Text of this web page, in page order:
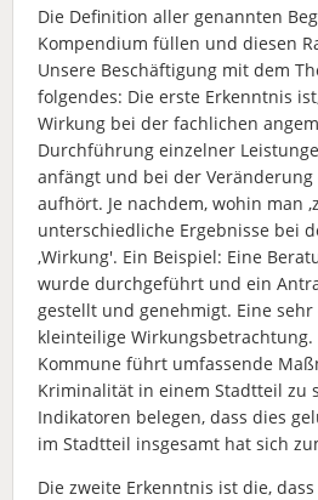
Die Definition aller genannten
Kompendium füllen und diesen
Unsere Beschäftigung mit dem
folgendes: Die erste Erkenntnis
Wirkung bei der fachlichen
Durchführung einzelner
anfängt und bei der Veränderung
aufhört. Je nachdem, wohin man
unterschiedliche Ergebnisse bei
‚Wirkung'. Ein Beispiel: Eine
wurde durchgeführt und ein
gestellt und genehmigt. Eine
kleinteilige Wirkungsbetrachtung.
Kommune führt umfassende
Kriminalität in einem Stadtteil zu
Indikatoren belegen, dass dies
im Stadtteil insgesamt hat sich
Die zweite Erkenntnis ist die,